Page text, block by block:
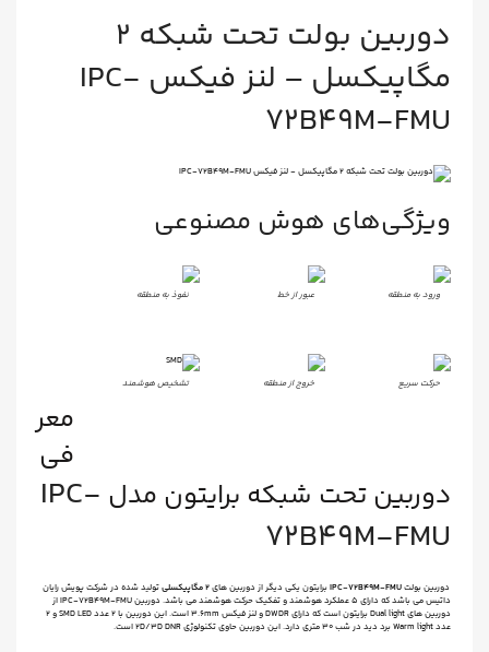
دوربین بولت تحت شبکه 2
مگاپیکسل – لنز فیکس IPC-
72B49M-FMU
ویژگی‌های هوش مصنوعی
ورود به منطقه عبور از خط نفوذ به منطقه
حرکت سریع خروج از منطقه تشخیص هوشمند
معر
فی
دوربین تحت شبکه برایتون مدل IPC-
72B49M-FMU
دوربین بولتIPC-۷۲B۴۹M-FMUبرایتون یکی دیگر از دوربین های۲ مگاپیکسلی
تولید شده در شرکت پویش رایان
داتیس می باشد که دارای ۵ عملکرد هوشمند و تفکیک حرکت هوشمند می باشد. دوربین IPC-۷۲B۴۹M-FMU از
دوربین های Dual light برایتون است که دارای DWDR و لنز فیکس ۳.۶mm است. این دوربین با ۲ عدد SMD LED و ۲
عدد Warm light برد دید در شب ۳۰ متری دارد. این دوربین حاوی تکنولوژی ۲D/۳D DNR است.